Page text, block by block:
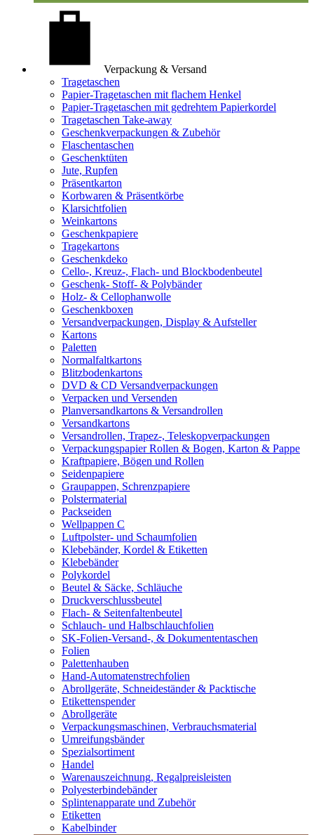
Verpackung & Versand
Tragetaschen
Papier-Tragetaschen mit flachem Henkel
Papier-Tragetaschen mit gedrehtem Papierkordel
Tragetaschen Take-away
Geschenkverpackungen & Zubehör
Flaschentaschen
Geschenktüten
Jute, Rupfen
Präsentkarton
Korbwaren & Präsentkörbe
Klarsichtfolien
Weinkartons
Geschenkpapiere
Tragekartons
Geschenkdeko
Cello-, Kreuz-, Flach- und Blockbodenbeutel
Geschenk- Stoff- & Polybänder
Holz- & Cellophanwolle
Geschenkboxen
Versandverpackungen, Display & Aufsteller
Kartons
Paletten
Normalfaltkartons
Blitzbodenkartons
DVD & CD Versandverpackungen
Verpacken und Versenden
Planversandkartons & Versandrollen
Versandkartons
Versandrollen, Trapez-, Teleskopverpackungen
Verpackungspapier Rollen & Bogen, Karton & Pappe
Kraftpapiere, Bögen und Rollen
Seidenpapiere
Graupappen, Schrenzpapiere
Polstermaterial
Packseiden
Wellpappen C
Luftpolster- und Schaumfolien
Klebebänder, Kordel & Etiketten
Klebebänder
Polykordel
Beutel & Säcke, Schläuche
Druckverschlussbeutel
Flach- & Seitenfaltenbeutel
Schlauch- und Halbschlauchfolien
SK-Folien-Versand-, & Dokumententaschen
Folien
Palettenhauben
Hand-Automatenstrechfolien
Abrollgeräte, Schneideständer & Packtische
Etikettenspender
Abrollgeräte
Verpackungsmaschinen, Verbrauchsmaterial
Umreifungsbänder
Spezialsortiment
Handel
Warenauszeichnung, Regalpreisleisten
Polyesterbindebänder
Splintenapparate und Zubehör
Etiketten
Kabelbinder